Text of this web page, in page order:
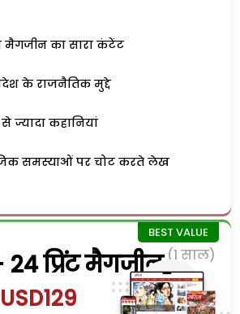
मैगजीन का सारा कंटेंट
के राजनैतिक मुद्दे
से ज्यादा कहानियां
समस्याओं पर चोट करते लेख
24 प्रिंट मैगजीन (1 साल)
USD129